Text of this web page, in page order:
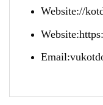
Website://
Website:
Email: